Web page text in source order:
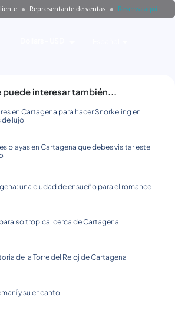
Representante de ventas Reserva aquí
puede interesar también...
en Cartagena para hacer Snorkeling en
de lujo
playas en Cartagena que debes visitar este
una ciudad de ensueño para el romance
tropical cerca de Cartagena
de la Torre del Reloj de Cartagena
y su encanto